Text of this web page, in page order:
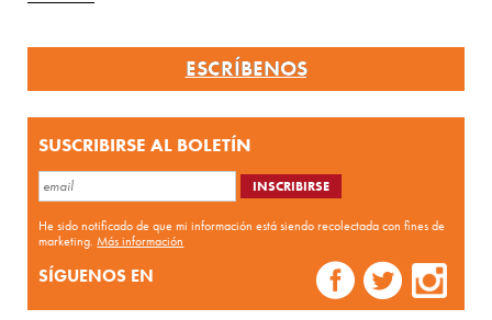
ESCRÍBENOS
SUSCRIBIRSE AL BOLETÍN
He sido notificado de que mi información está siendo recolectada con fines de
marketing.Más información
SÍGUENOS EN